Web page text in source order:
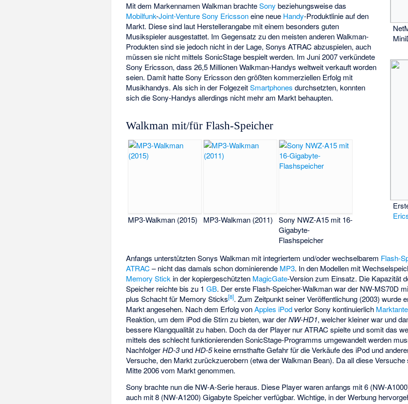
Mit dem Markennamen Walkman brachteSony beziehungsweise das
Mobilfunk-Joint-Venture Sony Ericssoneine neue Handy-Produktlinie auf den
Markt. Diese sind laut Herstellerangabe mit einem besonders guten
Musikspieler ausgestattet. Im Gegensatz zu den meisten anderen Walkman-
Produkten sind sie jedoch nicht in der Lage, Sonys ATRAC abzuspielen, auch
müssen sie nicht mittels SonicStage bespielt werden. Im Juni 2007 verkündete
Sony Ericsson, dass 26,5 Millionen Walkman-Handys weltweit verkauft worden
seien. Damit hatte Sony Ericsson den größten kommerziellen Erfolg mit
Musikhandys. Als sich in der FolgezeitSmartphones durchsetzten, konnten
sich die Sony-Handys allerdings nicht mehr am Markt behaupten.
Walkman mit/für Flash-Speicher
MP3-Walkman (2015) MP3-Walkman (2011)
Sony NWZ-A15 mit 16-
Gigabyte-
Flashspeicher
Anfangs unterstützten Sonys Walkman mit integriertem und/oder wechselbarem Flash-
ATRAC– nicht das damals schon dominierende MP3. In den Modellen mit
Memory Stick in der kopiergeschützten MagicGate-Version zum Einsatz. Die Kapazität
Speicher reichte bis zu 1GB. Der erste Flash-Speicher-Walkman war der NW-MS70D
plus Schacht für Memory Sticks[8]. Zum Zeitpunkt seiner Veröffentlichung (2003) wurde
Markt angesehen. Nach dem Erfolg vonApples iPodverlor Sony kontinuierlich
Reaktion, um dem iPod die Stirn zu bieten, war derNW-HD1, welcher kleiner war und
bessere Klangqualität zu haben. Doch da der Player nur ATRAC spielte und somit das
mittels des schlecht funktionierenden SonicStage-Programms umgewandelt werden
NachfolgerHD-3undHD-5keine ernsthafte Gefahr für die Verkäufe des iPod und
Versuche, den Markt zurückzuerobern (etwa der Walkman Bean). Da all diese
Mitte 2006 vom Markt genommen.
Sony brachte nun die NW-A-Serie heraus. Diese Player waren anfangs mit 6 (NW-
auch mit 8 (NW-A1200) Gigabyte Speicher verfügbar. Wichtige, in der Werbung